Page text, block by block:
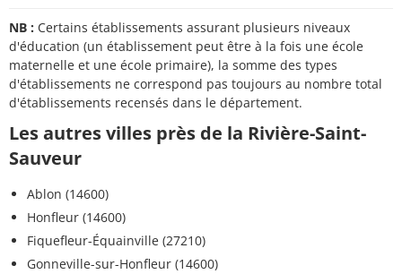
NB : Certains établissements assurant plusieurs niveaux
d'éducation (un établissement peut être à la fois une école
maternelle et une école primaire), la somme des types
d'établissements ne correspond pas toujours au nombre total
d'établissements recensés dans le département.
Les autres villes près de la Rivière-Saint-
Sauveur
Ablon (14600)
Honfleur (14600)
Fiquefleur-Équainville (27210)
Gonneville-sur-Honfleur (14600)